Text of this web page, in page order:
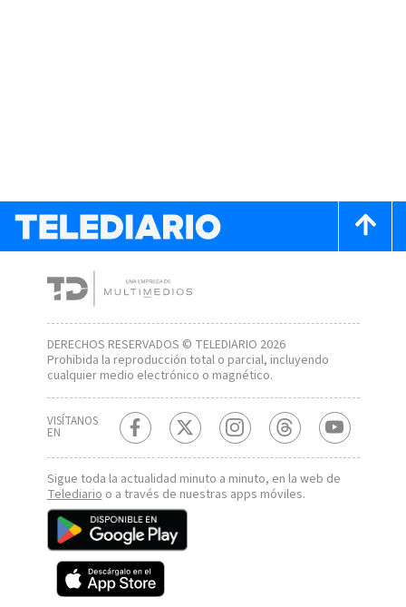
DERECHOS RESERVADOS © TELEDIARIO 2026
Prohibida la reproducción total o parcial, incluyendo
cualquier medio electrónico o magnético.
VISÍTANOS
EN
Sigue toda la actualidad minuto a minuto, en la web de
Telediario o a través de nuestras apps móviles.